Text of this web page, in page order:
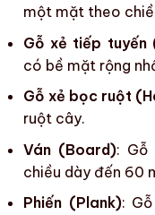
một mặt theo
Gỗ xẻ tiếp tuyến
có bề mặt rộng
Gỗ xẻ bọc ruột
ruột cây.
Ván (Board): Gỗ
chiều dày đến 60
Phiến (Plank):